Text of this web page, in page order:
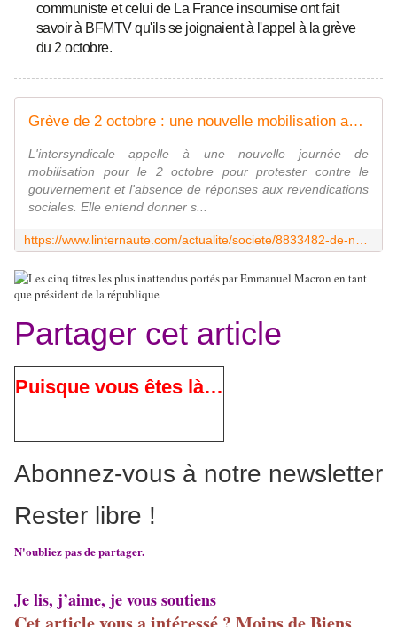
communiste et celui de La France insoumise ont fait
savoir à BFMTV qu'ils se joignaient à l'appel à la grève
du 2 octobre.
Grève de 2 octobre : une nouvelle mobilisation aussi suivie que la précédente ?
L'intersyndicale appelle à une nouvelle journée de
mobilisation pour le 2 octobre pour protester contre le
gouvernement et l'absence de réponses aux revendications
sociales. Elle entend donner s...
Partager cet article
Puisque vous êtes là…
Abonnez-vous à notre newsletter
Rester libre !
N'oubliez pas de partager.
Je lis, j’aime, je vous soutiens